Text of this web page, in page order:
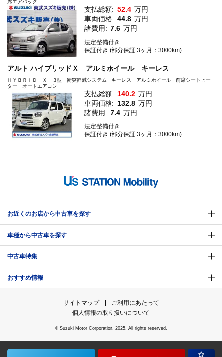
席エアバッグ
支払総額: 52.4 万円
車両価格: 44.8 万円
諸費用: 7.6 万円
法定整備付き
保証付き (部分保証 3ヶ月：3000km)
アルト ハイブリッドＸ アルミホイール キーレス
ＨＹＢＲＩＤ Ｘ ３型 衝突軽減システム キーレス アルミホイール 前席シートヒー
ター オートエアコン
支払総額: 140.2 万円
車両価格: 132.8 万円
諸費用: 7.4 万円
法定整備付き
保証付き (部分保証 3ヶ月：3000km)
お近くのお店から中古車を探す
車種から中古車を探す
中古車特集
おすすめ情報
サイトマップ
ご利用にあたって
個人情報の取り扱いについて
© Suzuki Motor Corporation, 2025. All rights reserved.